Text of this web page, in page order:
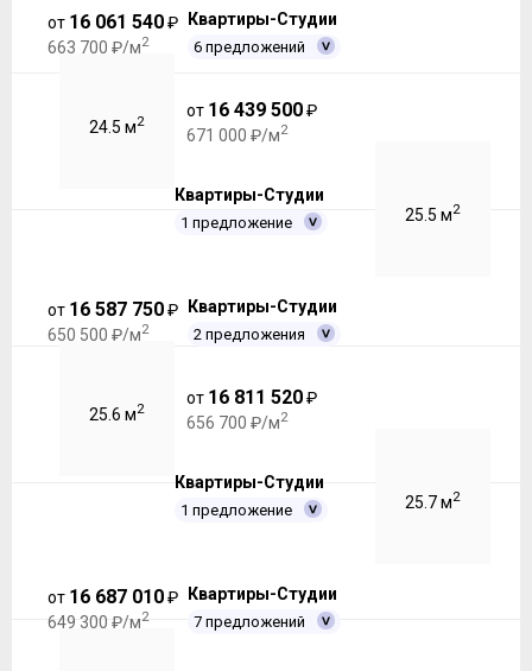
от 16 061 540₽
663 700 ₽/м2
Квартиры-Студии
6 предложений
24.5 м2
от 16 439 500₽
671 000 ₽/м2
Квартиры-Студии
1 предложение 25.5 м2
от 16 587 750₽
650 500 ₽/м2
Квартиры-Студии
2 предложения
25.6 м2
от 16 811 520₽
656 700 ₽/м2
Квартиры-Студии
1 предложение 25.7 м2
от 16 687 010₽
649 300 ₽/м2
Квартиры-Студии
7 предложений